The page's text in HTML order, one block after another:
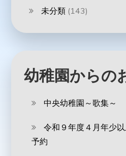
未分類 (143)
幼稚園からの
中央幼稚園～歌集～
令和９年度４月年少
予約